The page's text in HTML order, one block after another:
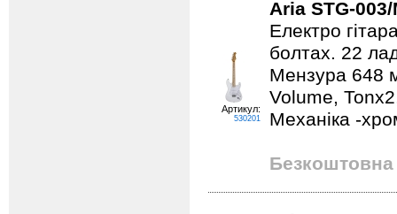
Артикул:
530201
Aria STG-003/
Електро
болтах. 22
Мензура 648
Volume,
Механіка -
Безкоштовна